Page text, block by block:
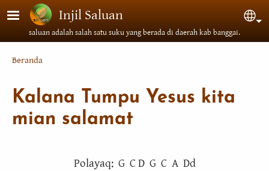
Lompat ke isi utamaInjil Saluan
saluan adalah salah satu suku yang berada di daerah kab banggai.
Breadcrumb
Beranda
Kalana Tumpu Yesus kita
mian salamat
Polayaq: G C D G C A Dd